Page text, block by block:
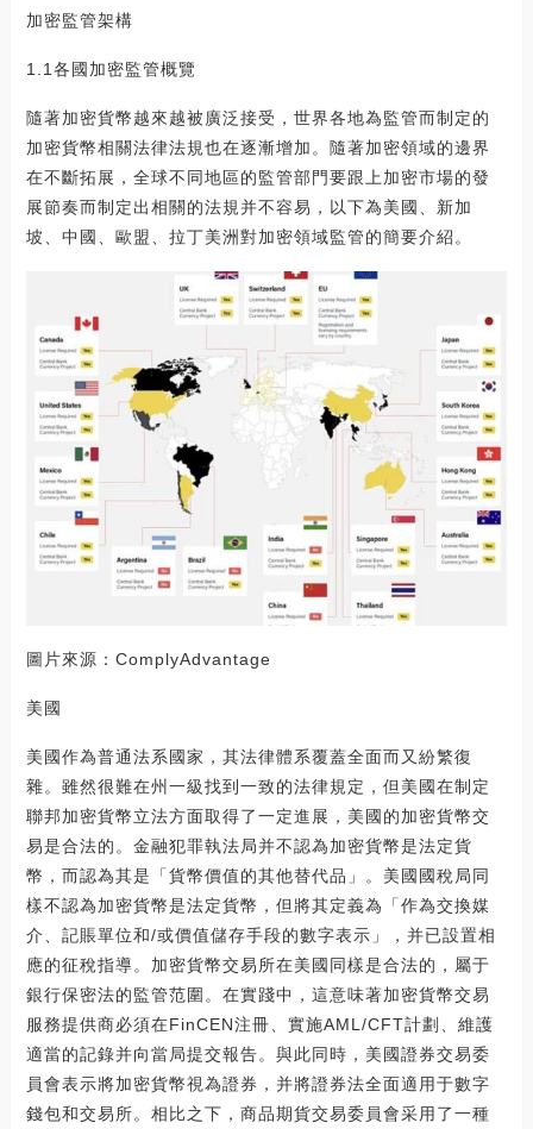
加密監管架構
1.1各國加密監管概覽
隨著加密貨幣越來越被廣泛接受，世界各地為監管而制定的
加密貨幣相關法律法規也在逐漸增加。隨著加密領域的邊界
在不斷拓展，全球不同地區的監管部門要跟上加密市場的發
展節奏而制定出相關的法規并不容易，以下為美國、新加
坡、中國、歐盟、拉丁美洲對加密領域監管的簡要介紹。
圖片來源：ComplyAdvantage
美國
美國作為普通法系國家，其法律體系覆蓋全面而又紛繁復
雜。雖然很難在州一級找到一致的法律規定，但美國在制定
聯邦加密貨幣立法方面取得了一定進展，美國的加密貨幣交
易是合法的。金融犯罪執法局并不認為加密貨幣是法定貨
幣，而認為其是「貨幣價值的其他替代品」。美國國稅局同
樣不認為加密貨幣是法定貨幣，但將其定義為「作為交換媒
介、記賬單位和/或價值儲存手段的數字表示」，并已設置相
應的征稅指導。加密貨幣交易所在美國同樣是合法的，屬于
銀行保密法的監管范圍。在實踐中，這意味著加密貨幣交易
服務提供商必須在FinCEN注冊、實施AML/CFT計劃、維護
適當的記錄并向當局提交報告。與此同時，美國證券交易委
員會表示將加密貨幣視為證券，并將證券法全面適用于數字
錢包和交易所。相比之下，商品期貨交易委員會采用了一種